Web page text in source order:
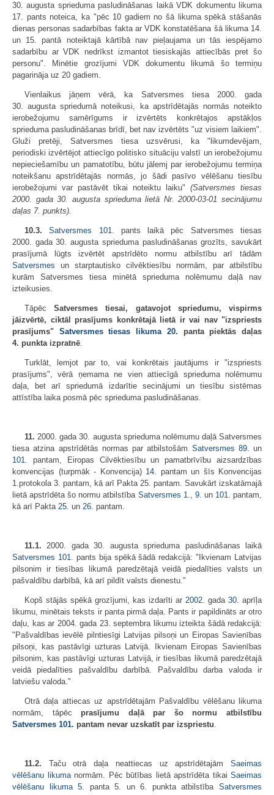
30. augusta sprieduma pasludināšanas laikā VDK dokumentu likuma
17. pants noteica, ka "pēc 10 gadiem no šā likuma spēkā stāšanās
dienas personas sadarbības fakta ar VDK konstatēšana šā likuma 14.
un 15. pantā noteiktajā kārtībā nav pieļaujama un tās iespējamo
sadarbību ar VDK nedrīkst izmantot tiesiskajās attiecībās pret šo
personu". Minētie grozījumi VDK dokumentu likumā šo termiņu
pagarināja uz 20 gadiem.
Vienlaikus jāņem vērā, ka Satversmes tiesa 2000. gada
30. augusta spriedumā noteikusi, ka apstrīdētajās normās noteikto
ierobežojumu samērīgums ir izvērtēts konkrētajos apstākļos
sprieduma pasludināšanas brīdī, bet nav izvērtēts "uz visiem laikiem".
Gluži pretēji, Satversmes tiesa uzsvērusi, ka "likumdevējam,
periodiski izvērtējot attiecīgo politisko situāciju valstī un ierobežojumu
nepieciešamību un pamatotību, būtu jālemj par ierobežojumu termiņa
noteikšanu apstrīdētajās normās, jo šādi pasīvo vēlēšanu tiesību
ierobežojumi var pastāvēt tikai noteiktu laiku" (Satversmes tiesas
2000. gada 30. augusta sprieduma lietā Nr. 2000-03-01 secinājumu
daļas 7. punkts).
10.3. Satversmes 101. pants laikā pēc Satversmes tiesas
2000. gada 30. augusta sprieduma pasludināšanas grozīts, savukārt
prasījumā lūgts izvērtēt apstrīdēto normu atbilstību arī tādām
Satversmes un starptautisko cilvēktiesību normām, par atbilstību
kurām Satversmes tiesa minētā sprieduma nolēmumu daļā nav
izteikusies.
TāpēcSatversmes tiesai, gatavojot spriedumu, vispirms
jāizvērtē, ciktāl prasījums konkrētajā lietā ir vai nav "izspriests
prasījums" Satversmes tiesas likuma 20. panta piektās daļas
4. punkta izpratnē.
Turklāt, lemjot par to, vai konkrētais jautājums ir "izspriests
prasījums", vērā ņemama ne vien attiecīgā sprieduma nolēmumu
daļa, bet arī spriedumā izdarītie secinājumi un tiesību sistēmas
attīstība laika posmā pēc sprieduma pasludināšanas.
11. 2000. gada 30. augusta sprieduma nolēmumu daļā Satversmes
tiesa atzina apstrīdētās normas par atbilstošām Satversmes 89. un
101. pantam, Eiropas Cilvēktiesību un pamatbrīvību aizsardzības
konvencijas (turpmāk - Konvencija) 14. pantam un šīs Konvencijas
1.protokola 3. pantam, kā arī Pakta 25. pantam. Savukārt izskatāmajā
lietā apstrīdēta šo normu atbilstība Satversmes 1., 9. un 101. pantam,
kā arī Pakta 25. un 26. pantam.
11.1. 2000. gada 30. augusta sprieduma pasludināšanas laikā
Satversmes 101. pants bija spēkā šādā redakcijā: "Ikvienam Latvijas
pilsonim ir tiesības likumā paredzētajā veidā piedalīties valsts un
pašvaldību darbībā, kā arī pildīt valsts dienestu."
Kopš stājās spēkā grozījumi, kas izdarīti ar 2002. gada 30. aprīļa
likumu, minētais teksts ir panta pirmā daļa. Pants ir papildināts ar otro
daļu, kas ar 2004. gada 23. septembra likumu izteikta šādā redakcijā:
"Pašvaldības ievēlē pilntiesīgi Latvijas pilsoņi un Eiropas Savienības
pilsoņi, kas pastāvīgi uzturas Latvijā. Ikvienam Eiropas Savienības
pilsonim, kas pastāvīgi uzturas Latvijā, ir tiesības likumā paredzētajā
veidā piedalīties pašvaldību darbībā. Pašvaldību darba valoda ir
latviešu valoda."
Otrā daļa attiecas uz apstrīdētajām Pašvaldību vēlēšanu likuma
normām, tāpēc prasījumu daļā par šo normu atbilstību
Satversmes 101. pantam nevar uzskatīt par izspriestu.
11.2. Taču otrā daļa neattiecas uz apstrīdētajām Saeimas
vēlēšanu likumanormām. Pēc būtības lietā apstrīdēta tikai Saeimas
vēlēšanu likuma 5. panta 5. un 6. punkta atbilstībaSatversmes